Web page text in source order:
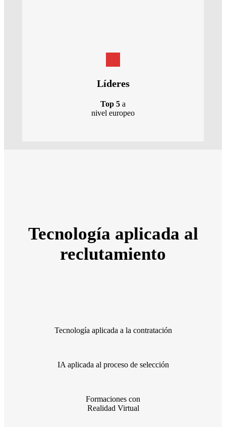
Líderes
Top 5 a
nivel europeo
Tecnología aplicada al
reclutamiento
Tecnología aplicada a la contratación
IA aplicada al proceso de selección
Formaciones con
Realidad Virtual